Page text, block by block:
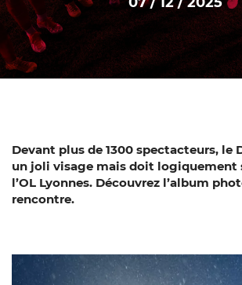
Devant plus de 1300 spectacteurs, le
un joli visage mais doit logiquement
l’OL Lyonnes. Découvrez l’album
rencontre.